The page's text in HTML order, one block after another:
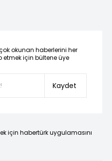
okunan haberlerini her
için bültene üye
Kaydet
için habertürk uygulamasını